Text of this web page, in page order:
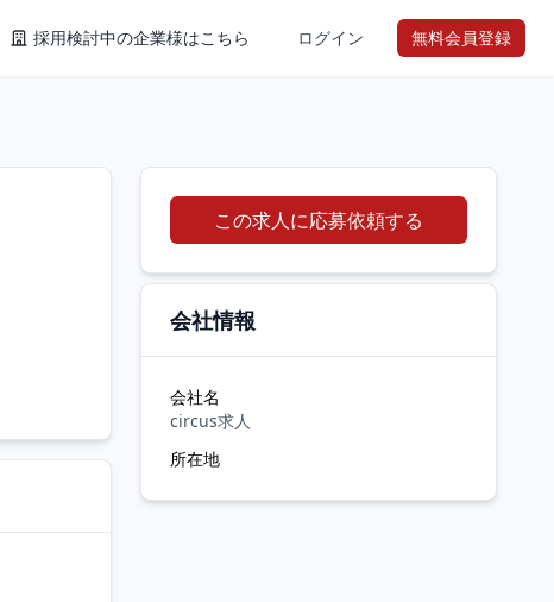
採用検討中の企業様はこちら ログイン 無料会員登録
この求人に応募依頼する
会社情報
会社名
circus求人
所在地